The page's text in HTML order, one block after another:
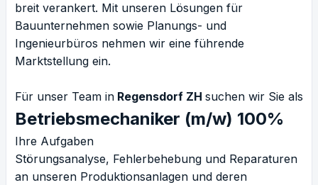
breit verankert. Mit unseren Lösungen für
Bauunternehmen sowie Planungs- und
Ingenieurbüros nehmen wir eine führende
Marktstellung ein.
Für unser Team in Regensdorf ZH suchen wir Sie als
Betriebsmechaniker (m/w) 100%
Ihre Aufgaben
Störungsanalyse, Fehlerbehebung und Reparaturen
an unseren Produktionsanlagen und deren